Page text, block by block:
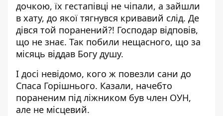
дочкою, їх гестапівці не чіпали, а зайшли
в хату, до якої тягнувся кривавий слід. Де
дівся той поранений?! Господар відповів,
що не знає. Так побили нещасного, що за
місяць віддав Богу душу.
І досі невідомо, кого ж повезли сани до
Спаса Горішнього. Казали, начебто
пораненим під ліжником був член ОУН,
але не місцевий.